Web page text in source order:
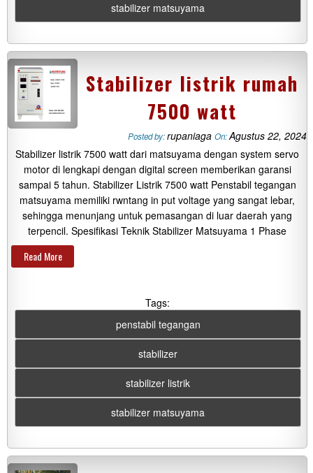
stabilizer matsuyama
Stabilizer listrik rumah
7500 watt
Posted by:rupaniaga On:Agustus 22, 2024
Stabilizer listrik 7500 watt dari matsuyama dengan system servo
motor di lengkapi dengan digital screen memberikan garansi
sampai 5 tahun. Stabilizer Listrik 7500 watt Penstabil tegangan
matsuyama memiliki rwntang in put voltage yang sangat lebar,
sehingga menunjang untuk pemasangan di luar daerah yang
terpencil. Spesifikasi Teknik Stabilizer Matsuyama 1 Phase
Read More
Tags:
penstabil tegangan
stabilizer
stabilizer listrik
stabilizer matsuyama